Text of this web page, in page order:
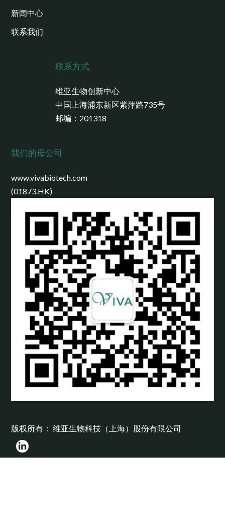
新闻中心
联系我们
联系方式
维亚生物创新中心
中国上海浦东新区紫萍路735号
邮编：201318
我们的母公司
www.vivabiotech.com
(01873.HK)
版权所有： 维亚生物科技（上海）股份有限公司